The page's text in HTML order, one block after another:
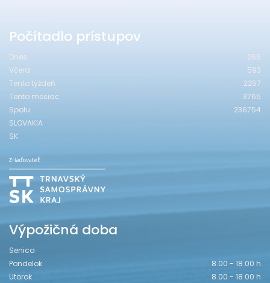
Počítadlo prístupov
Dnes
266
Včera
593
Tento týždeň
2257
Tento mesiac
3765
Spolu
236754
SLOVAKIA
SK
Výpožičná doba
Senica
Pondelok
8.00 - 18.00 h
Utorok
8.00 - 18.00 h